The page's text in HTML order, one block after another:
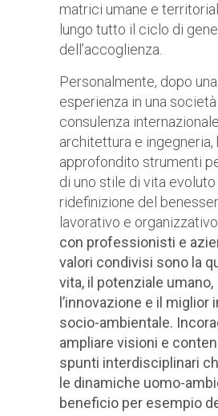
matrici umane e
lungo tutto il ciclo di
dell’accoglienza.
Personalmente, dopo
esperienza in una
consulenza
architettura e ingegneria,
approfondito strumenti
di uno stile di vita evoluto
ridefinizione del
lavorativo e
con professionisti e
valori condivisi sono la
vita, il potenziale umano,
l’innovazione e il miglior
socio-ambientale.
ampliare visioni e
spunti interdisciplinari
le dinamiche uomo-
beneficio per esempio